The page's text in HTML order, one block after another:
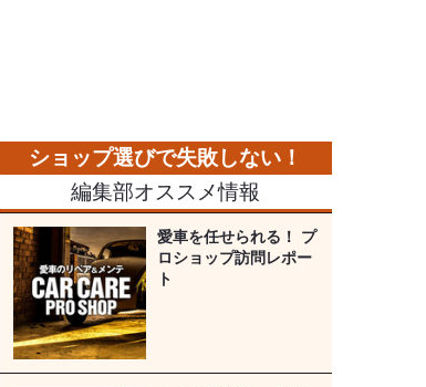
編集部オススメ情報
愛車を任せられる！ プ
ロショップ訪問レポー
ト